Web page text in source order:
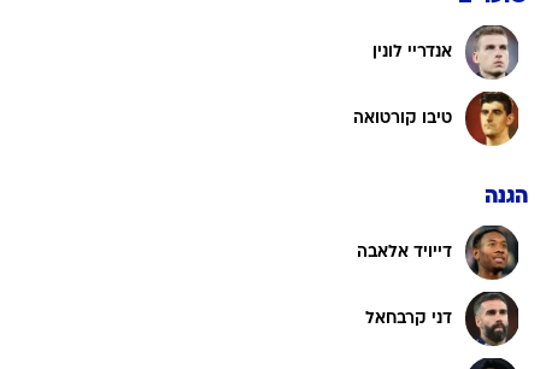
אנדריי לונין
טיבו קורטואה
הגנה
דייויד אלאבה
דני קרבחאל